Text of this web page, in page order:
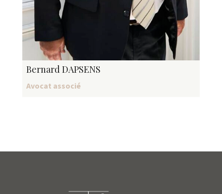
Bernard DAPSENS
Avocat associé